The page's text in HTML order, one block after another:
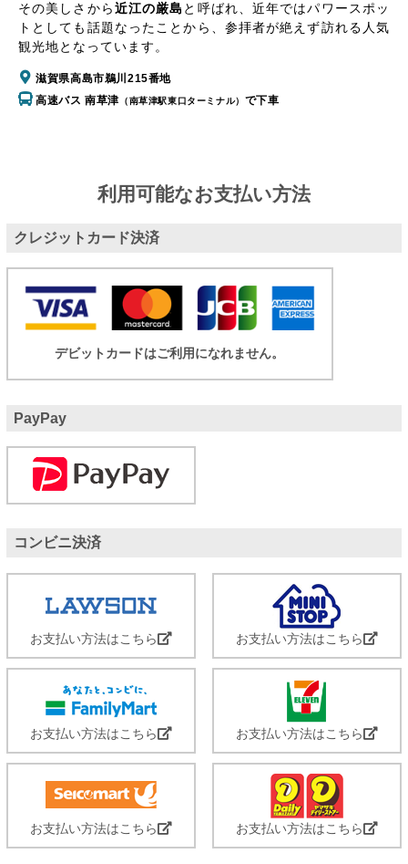
その美しさから近江の厳島 と呼ばれ、近年ではパワースポッ
トとしても話題なったことから、参拝者が絶えず訪れる人気
観光地となっています。
滋賀県高島市鵜川215番地
高速バス 南草津 （南草津駅東口ターミナル） で下車
利用可能なお支払い方法
クレジットカード決済
デビットカードはご利用になれません。
PayPay
コンビニ決済
お支払い方法はこちら お支払い方法はこちら
お支払い方法はこちら お支払い方法はこちら
お支払い方法はこちら お支払い方法はこちら